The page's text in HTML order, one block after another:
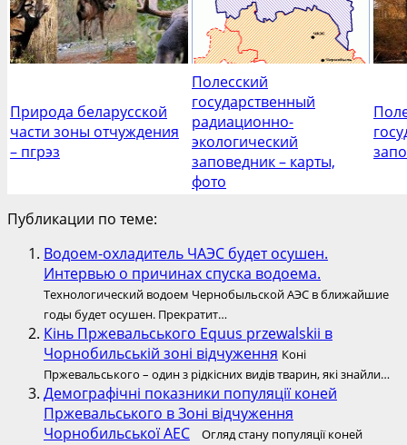
Природа беларусской
части зоны отчуждения
– пгрэз
Полесский
государственный
радиационно-
экологический
заповедник – карты,
фото
Публикации по теме:
Водоем-охладитель ЧАЭС будет осушен.
Интервью о причинах спуска водоема.
Технологический водоем Чернобыльской АЭС в ближайшие
годы будет осушен. Прекратит…
Кінь Пржевальського Equus przewalskii в
Чорнобильській зоні відчуження Коні
Пржевальського – один з рідкісних видів тварин, які знайли…
Демографічні показники популяції коней
Пржевальського в Зоні відчуження
Чорнобильської АЕС
Огляд стану популяції коней